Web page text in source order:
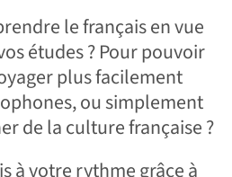
le français en vue
études ? Pour pouvoir
plus facilement
ou simplement
de la culture française ?
à votre rythme grâce à